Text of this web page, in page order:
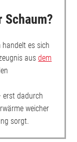
es sich
ausdem
erst dadurch
weicher
sorgt.